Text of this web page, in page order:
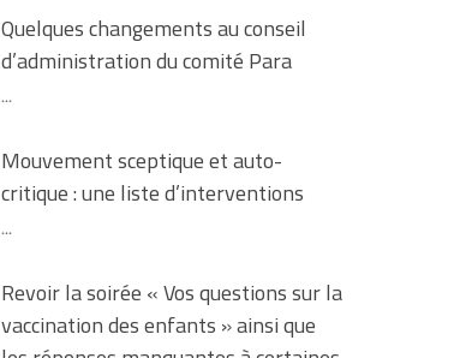
Quelques changements au conseil
d’administration du comité Para
...
Mouvement sceptique et auto-
critique : une liste d’interventions
...
Revoir la soirée « Vos questions sur la
vaccination des enfants » ainsi que